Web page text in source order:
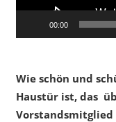
00:00
Wie schön und
Haustür ist, das
Vorstandsmitglied